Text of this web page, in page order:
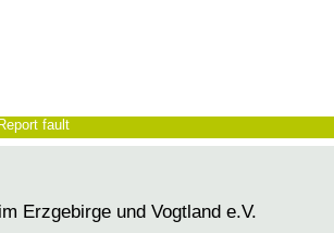
Report fault
Erzgebirge und Vogtland e.V.